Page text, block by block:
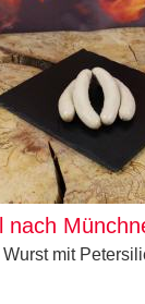
nach
mit